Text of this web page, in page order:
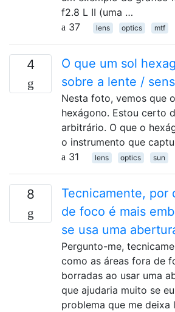
f2.8 L II (uma …
37
lens optics mtf
4
O que um sol
sobre a lente /
Nesta foto, vemos que
hexágono. Estou certo
arbitrário. O que o
o instrumento que
31
lens optics sun
8
Tecnicamente, por
de foco é mais
se usa uma
Pergunto-me,
como as áreas fora de
borradas ao usar uma
que ajudaria muito se
problema que me deixa